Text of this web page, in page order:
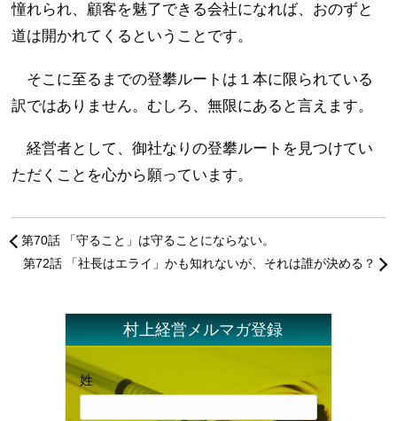
憧れられ、顧客を魅了できる会社になれば、おのずと
道は開かれてくるということです。
そこに至るまでの登攀ルートは１本に限られている
訳ではありません。むしろ、無限にあると言えます。
経営者として、御社なりの登攀ルートを見つけてい
ただくことを心から願っています。
第70話 「守ること」は守ることにならない。
第72話 「社長はエライ」かも知れないが、それは誰が決める？
村上経営メルマガ登録
姓